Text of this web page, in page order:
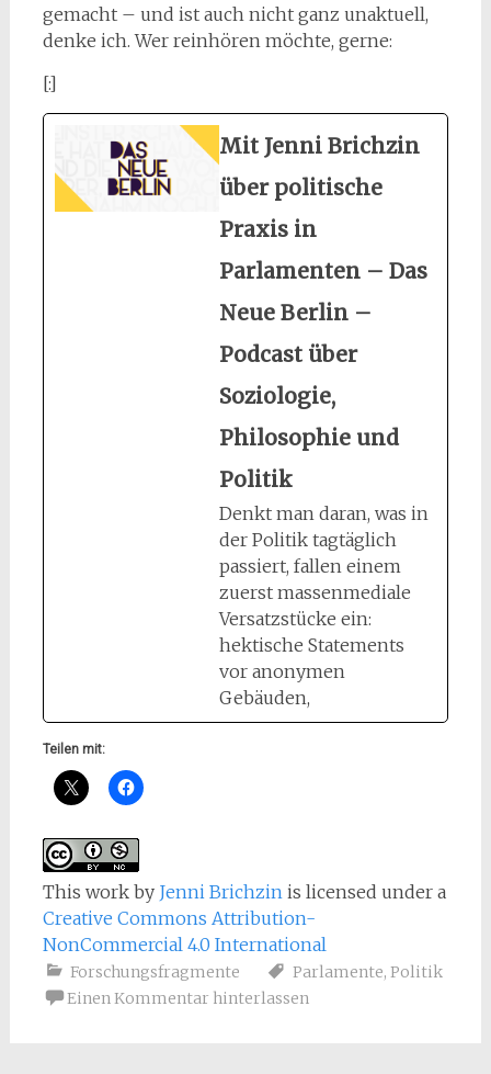
gemacht – und ist auch nicht ganz unaktuell,
denke ich. Wer reinhören möchte, gerne:
[:]
Mit Jenni Brichzin
über politische
Praxis in
Parlamenten – Das
Neue Berlin –
Podcast über
Soziologie,
Philosophie und
Politik
Denkt man daran, was in
der Politik tagtäglich
passiert, fallen einem
zuerst massenmediale
Versatzstücke ein:
hektische Statements
vor anonymen
Gebäuden,
Teilen mit:
This workby Jenni Brichzinis licensed under a
Creative Commons Attribution-
NonCommercial 4.0 International
Forschungsfragmente Parlamente, Politik
Einen Kommentar hinterlassen